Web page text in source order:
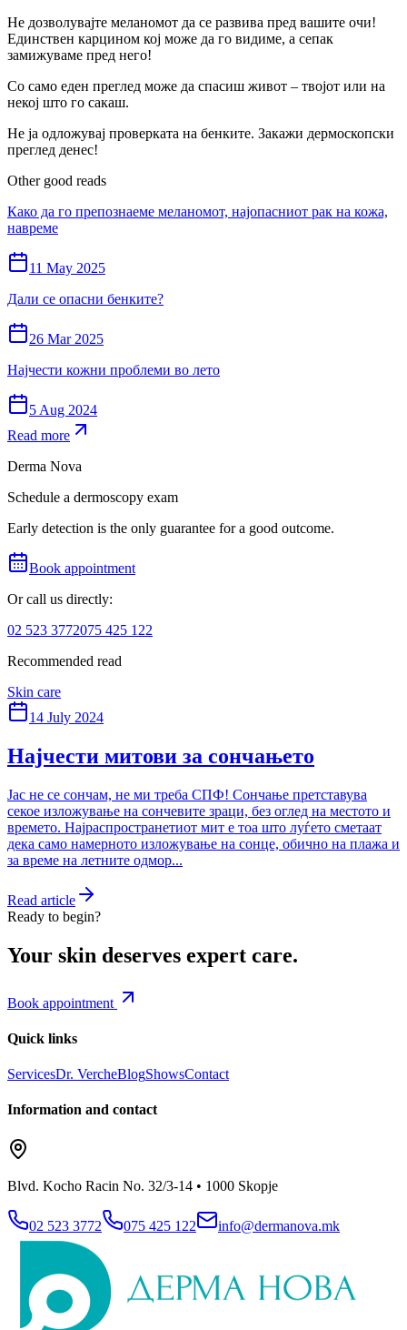
Не дозволувајте меланомот да се развива пред вашите очи!
Единствен карцином кој може да го видиме, а сепак
замижуваме пред него!
Со само еден преглед може да спасиш живот – твојот или на
некој што го сакаш.
Не ја одложувај проверката на бенките. Закажи дермоскопски
преглед денес!
Other good reads
Како да го препознаеме меланомот, најопасниот рак на кожа,
навреме
11 May 2025
Дали се опасни бенките?
26 Mar 2025
Најчести кожни проблеми во лето
5 Aug 2024
Read more
Derma Nova
Schedule a dermoscopy exam
Early detection is the only guarantee for a good outcome.
Book appointment
Or call us directly:
02 523 3772075 425 122
Recommended read
Skin care
14 July 2024
Најчести митови за сончањето
Јас не се сончам, не ми треба СПФ! Сончање претставува
секое изложување на сончевите зраци, без оглед на местото и
времето. Најраспространетиот мит е тоа што луѓето сметаат
дека само намерното изложување на сонце, обично на плажа и
за време на летните одмор...
Read article
Ready to begin?
Your skin deserves expert care.
Book appointment
Quick links
ServicesDr. VercheBlogShowsContact
Information and contact
Blvd. Kocho Racin No. 32/3-14 • 1000 Skopje
02 523 3772 075 425 122 info@dermanova.mk